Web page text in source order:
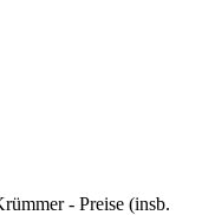
- Preise (insb.